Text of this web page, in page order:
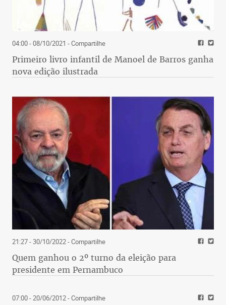
04:00 - 08/10/2021 - Compartilhe
Primeiro livro infantil de Manoel de Barros ganha
nova edição ilustrada
21:27 - 30/10/2022- Compartilhe
Quem ganhou o 2º turno da eleição para
presidente em Pernambuco
07:00 - 20/06/2012- Compartilhe